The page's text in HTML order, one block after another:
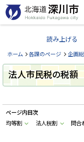
本
文
へ
ュ
へ
北
道
深
川
市
k
a
読み上げる
ホーム 各課のページ 企画
法人市民税の税額
ページ内目次
均等割
法人税割 問合